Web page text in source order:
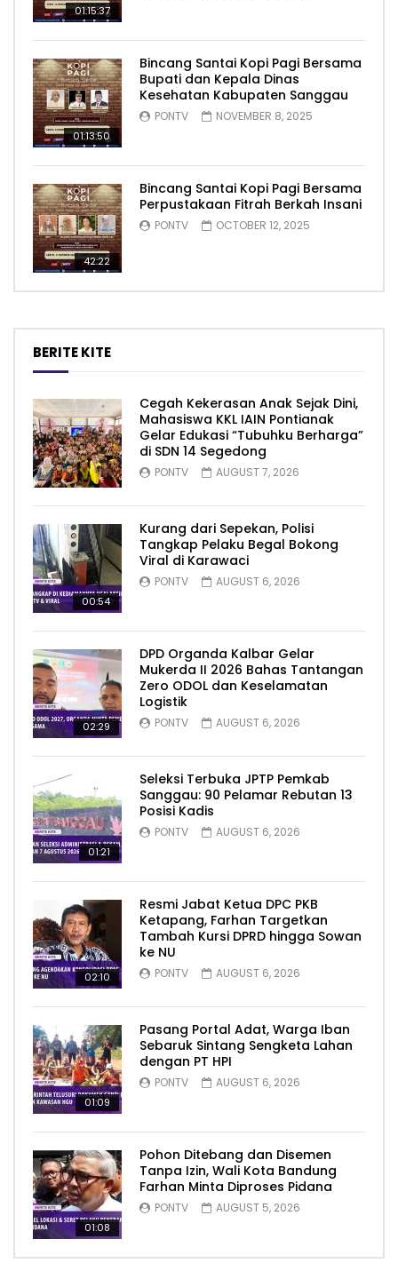
01:15:37
01:13:50
Bincang Santai Kopi Pagi Bersama
Bupati dan Kepala Dinas
Kesehatan Kabupaten Sanggau
PONTV NOVEMBER 8, 2025
42:22
Bincang Santai Kopi Pagi Bersama
Perpustakaan Fitrah Berkah Insani
PONTV OCTOBER 12, 2025
BERITE KITE
Cegah Kekerasan Anak Sejak Dini,
Mahasiswa KKL IAIN Pontianak
Gelar Edukasi “Tubuhku Berharga”
di SDN 14 Segedong
PONTV AUGUST 7, 2026
00:54
Kurang dari Sepekan, Polisi
Tangkap Pelaku Begal Bokong
Viral di Karawaci
PONTV AUGUST 6, 2026
02:29
DPD Organda Kalbar Gelar
Mukerda II 2026 Bahas Tantangan
Zero ODOL dan Keselamatan
Logistik
PONTV AUGUST 6, 2026
01:21
Seleksi Terbuka JPTP Pemkab
Sanggau: 90 Pelamar Rebutan 13
Posisi Kadis
PONTV AUGUST 6, 2026
02:10
Resmi Jabat Ketua DPC PKB
Ketapang, Farhan Targetkan
Tambah Kursi DPRD hingga Sowan
ke NU
PONTV AUGUST 6, 2026
01:09
Pasang Portal Adat, Warga Iban
Sebaruk Sintang Sengketa Lahan
dengan PT HPI
PONTV AUGUST 6, 2026
01:08
Pohon Ditebang dan Disemen
Tanpa Izin, Wali Kota Bandung
Farhan Minta Diproses Pidana
PONTV AUGUST 5, 2026